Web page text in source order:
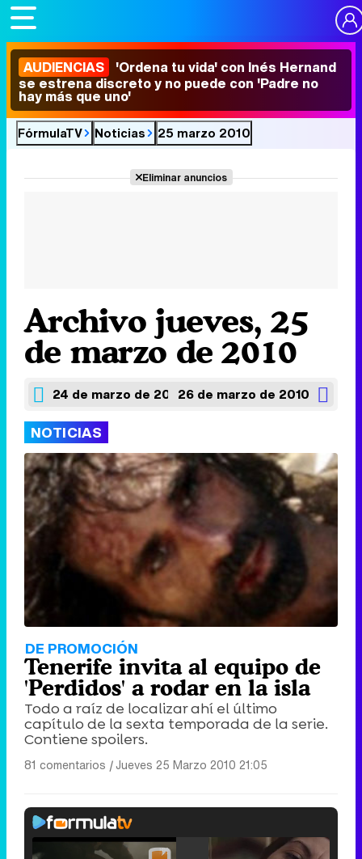
AUDIENCIAS 'Ordena tu vida' con Inés Hernand
se estrena discreto y no puede con 'Padre no
hay más que uno'
FórmulaTV Noticias 25 marzo 2010
Eliminar anuncios
Archivo jueves, 25
de marzo de 2010
24 de marzo de 201026 de marzo de 2010
NOTICIAS
DE PROMOCIÓN
Tenerife invita al equipo de
'Perdidos' a rodar en la isla
Todo a raíz de localizar ahí el último
capítulo de la sexta temporada de la serie.
Contiene spoilers.
81 comentarios |Jueves 25 Marzo 2010 21:05